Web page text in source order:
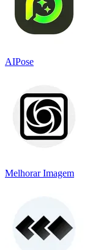
AIPose
Melhorar Imagem